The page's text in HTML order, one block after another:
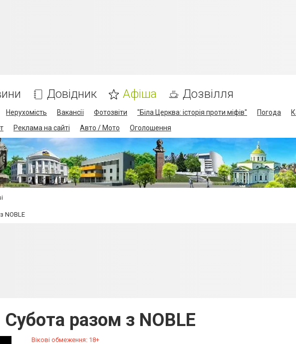
Довідник Афіша Дозвілля
Нерухомість Вакансії Фотозвіти "Біла Церква: історія проти міфів" Погода
Реклама на сайті Авто / Мото Оголошення
NOBLE
Субота разом з NOBLE
Вікові обмеження: 18+